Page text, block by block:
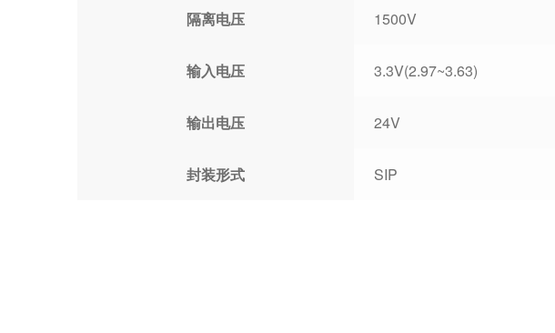
隔离电压 1500V
输入电压 3.3V(2.97~3.63)
输出电压 24V
封装形式 SIP